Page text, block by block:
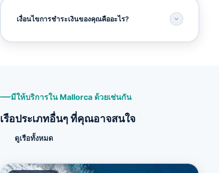
เงื่อนไขการชำระเงินของคุณคืออะไร?
มีให้บริการใน Mallorca ด้วยเช่นกัน
เรือประเภทอื่นๆ ที่คุณอาจสนใจ
ดูเรือทั้งหมด